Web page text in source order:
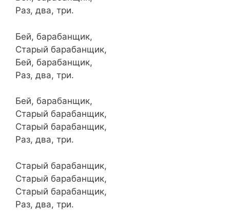
Раз, два, три.
Бей, барабанщик,
Старый барабанщик,
Бей, барабанщик,
Раз, два, три.
Бей, барабанщик,
Старый барабанщик,
Старый барабанщик,
Раз, два, три.
Старый барабанщик,
Старый барабанщик,
Старый барабанщик,
Раз, два, три.